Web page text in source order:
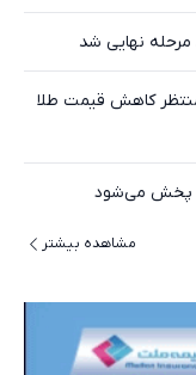
مرحله نهایی شد
منتظر کاهش قیمت طلا
پخش می‌شود
مشاهده بیشتر